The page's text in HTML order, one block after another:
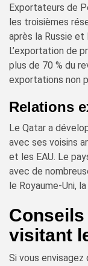
Exportateurs de
les troisièmes
après la Russie et
L’exportation de
plus de 70 % du
exportations non
Relations
Le Qatar a
avec ses voisins
et les EAU. Le
avec de
le Royaume-Uni,
visitant
Si vous